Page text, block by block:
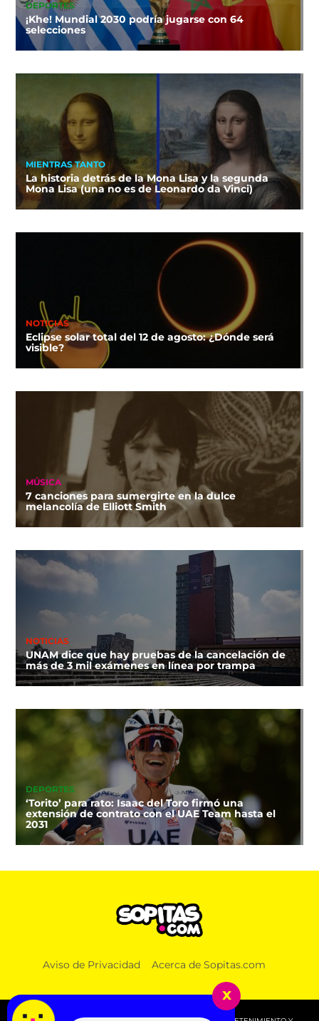
DEPORTES
¡Khe! Mundial 2030 podría jugarse con 64
selecciones
MIENTRAS TANTO
La historia detrás de la Mona Lisa y la segunda
Mona Lisa (una no es de Leonardo da Vinci)
NOTICIAS
Eclipse solar total del 12 de agosto: ¿Dónde será
visible?
MÚSICA
7 canciones para sumergirte en la dulce
melancolía de Elliott Smith
NOTICIAS
UNAM dice que hay pruebas de la cancelación de
más de 3 mil exámenes en línea por trampa
DEPORTES
‘Torito’ para rato: Isaac del Toro firmó una
extensión de contrato con el UAE Team hasta el
2031
Aviso de Privacidad Acerca de Sopitas.com
x